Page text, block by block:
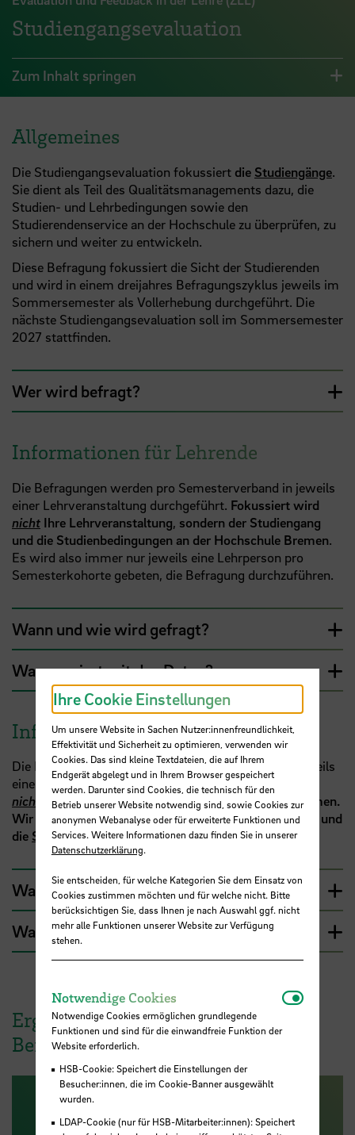
Studiengangsevaluation
Zum Inhalt springen
Allgemeines
Die Studiengangsevaluation fokussiert die Studiengänge.
Sie dient als Teil des Qualitätsmanagements dazu, die
Studien- und Lehrbedingungen sowie den
Studierendenservice an der Hochschule zu überprüfen, zu
sichern und weiter zu entwickeln.
Diese Befragung fokussiert die Sicht der Studierenden
und wird in einem dreijahres Befragungszyklus jeweils im
Sommersemester als Vollerhebung durchgeführt. Die
nächste Studiengangsevaluation soll im Sommersemester
2027 stattfinden.
Wer wird befragt?
Informationen für Lehrende
Die Befragungen werden pro Semesterverband in jeweils
einer Lehrveranstaltung durchgeführt. Fokussiert wird
nicht Ihre Lehrveranstaltung, sondern der Studiengang
und die Studienbedingungen an der Hochschule Bremen.
Es wird also immer nur jeweils eine Lehrperson pro
Semesterkohorte gebeten, die Befragung durchzuführen.
Wann und wie wird gefragt?
Was passiert mit den Daten?
Informationen für Studierende
Die Befragungen werden pro Semesterverband in jeweils
einer Lehrveranstaltung durchgeführt.Fokussiert wird
nicht
die Lehrveranstaltung, an der Sie gerade teilnehmen.
Wir möchten vielmehr Ihre Sicht auf denStudiengang
und
die Studienbedingungeninsgesamt erfahren.
Wann und wie wird gefragt?
Was passiert mit den Daten?
Ergebnisse der vorherigen
Befragungen
Ihre Cookie Einstellungen
Um unsere Website in Sachen Nutzer:innenfreundlichkeit,
Effektivität und Sicherheit zu optimieren, verwenden wir
Cookies. Das sind kleine Textdateien, die auf Ihrem
Endgerät abgelegt und in Ihrem Browser gespeichert
werden. Darunter sind Cookies, die technisch für den
Betrieb unserer Website notwendig sind, sowie Cookies zur
anonymen Webanalyse oder für erweiterte Funktionen und
Services. Weitere Informationen dazu finden Sie in unserer
Datenschutzerklärung.
Sie entscheiden, für welche Kategorien Sie dem Einsatz von
Cookies zustimmen möchten und für welche nicht. Bitte
berücksichtigen Sie, dass Ihnen je nach Auswahl ggf. nicht
mehr alle Funktionen unserer Website zur Verfügung
stehen.
Notwendige Cookies
Notwendige Cookies ermöglichen grundlegende
Funktionen und sind für die einwandfreie Funktion der
Website erforderlich.
HSB-Cookie: Speichert die Einstellungen der
Besucher:innen, die im Cookie-Banner ausgewählt
wurden.
LDAP-Cookie (nur für HSB-Mitarbeiter:innen): Speichert